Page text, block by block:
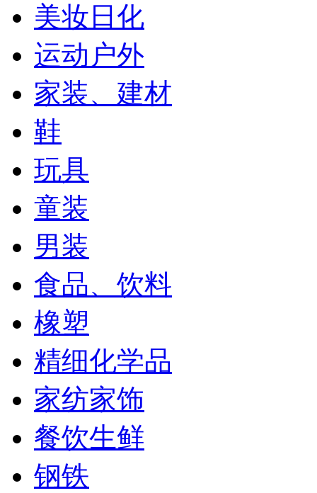
美妆日化
运动户外
家装、建材
鞋
玩具
童装
男装
食品、饮料
橡塑
精细化学品
家纺家饰
餐饮生鲜
钢铁